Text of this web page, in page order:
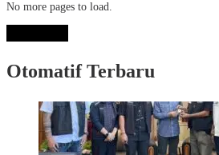
No more pages to load.
Otomatif Terbaru